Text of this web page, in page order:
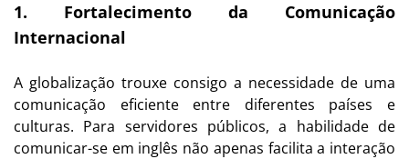
1. Fortalecimento da Comunicação
Internacional
A globalização trouxe consigo a necessidade de uma
comunicação eficiente entre diferentes países e
culturas. Para servidores públicos, a habilidade de
comunicar-se em inglês não apenas facilita a interação